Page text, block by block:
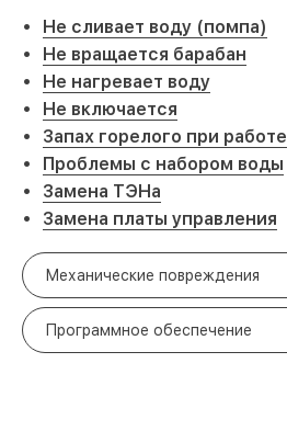
Не сливает воду (помпа)
Не вращается барабан
Не нагревает воду
Не включается
Запах горелого при работе
Проблемы с набором воды
Замена ТЭНа
Замена платы управления
Механические повреждения
Программное обеспечение